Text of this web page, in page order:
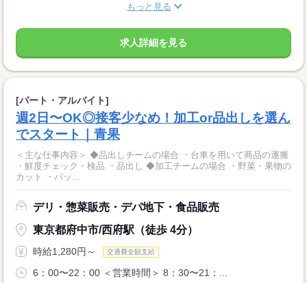
もっと見る
求人詳細を見る
[パート・アルバイト]
週2日〜OK◎接客少なめ！加工or品出しを選ん
でスタート｜青果
＜主な仕事内容＞ ◆品出しチームの場合 ・台車を用いて商品の運搬
・鮮度チェック・検品 ・品出し ◆加工チームの場合 ・野菜・果物の
カット ・パッ...
デリ・惣菜販売・デパ地下・食品販売
東京都府中市/西府駅（徒歩 4分）
時給1,280円～ 交通費全額支給
6：00〜22：00 ＜営業時間＞ 8：30〜21：...